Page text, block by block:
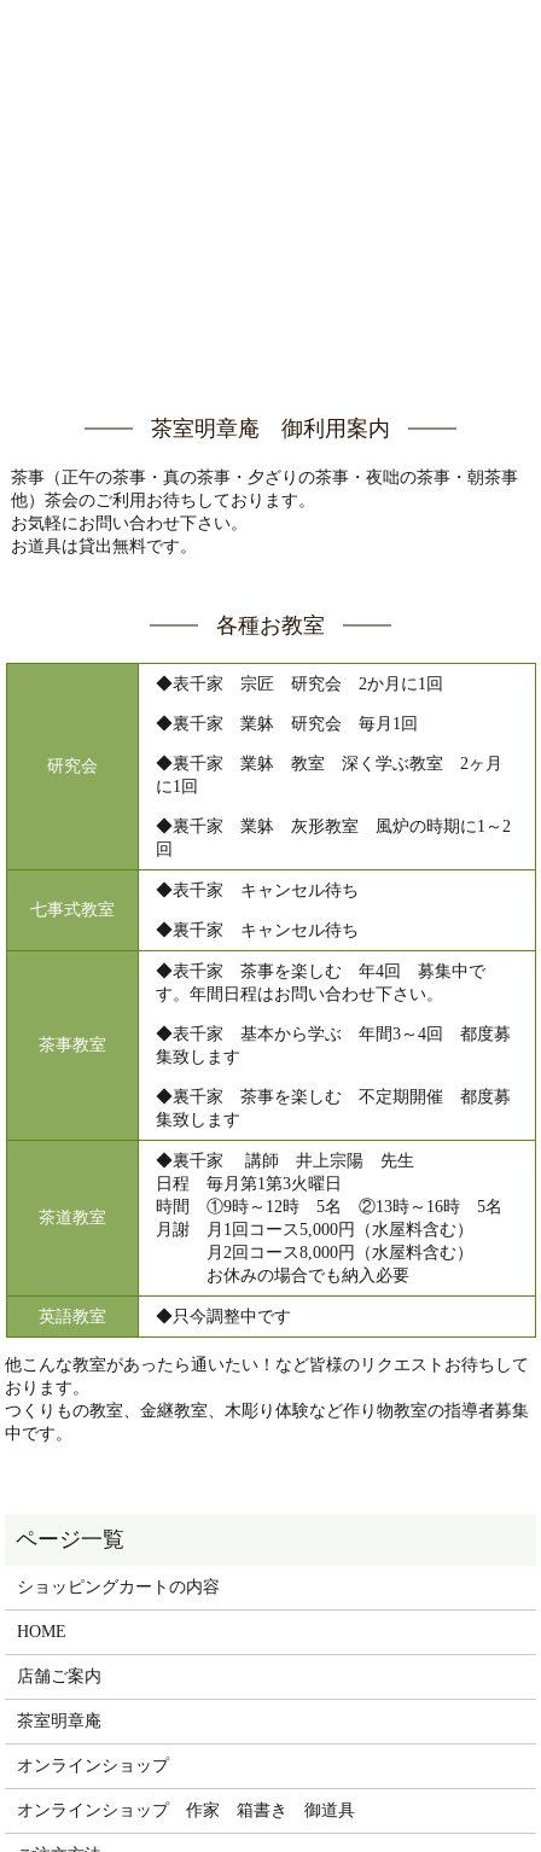
茶室明章庵 御利用案内
茶事（正午の茶事・真の茶事・夕ざりの茶事・夜咄の茶事・朝茶事
他）茶会のご利用お待ちしております。
お気軽にお問い合わせ下さい。
お道具は貸出無料です。
各種お教室
研究会
◆表千家 宗匠 研究会 2か月に1回
◆裏千家 業躰 研究会 毎月1回
◆裏千家 業躰 教室 深く学ぶ教室 2ヶ月
に1回
◆裏千家 業躰 灰形教室 風炉の時期に1～2
回
七事式教室
◆表千家 キャンセル待ち
◆裏千家 キャンセル待ち
茶事教室
◆表千家 茶事を楽しむ 年4回 募集中で
す。年間日程はお問い合わせ下さい。
◆表千家 基本から学ぶ 年間3～4回 都度募
集致します
◆裏千家 茶事を楽しむ 不定期開催 都度募
集致します
茶道教室
◆裏千家 講師 井上宗陽 先生
日程 毎月第1第3火曜日
時間 ①9時～12時 5名 ②13時～16時 5名
月謝 月1回コース5,000円（水屋料含む）
月2回コース8,000円（水屋料含む）
お休みの場合でも納入必要
英語教室 ◆只今調整中です
他こんな教室があったら通いたい！など皆様のリクエストお待ちして
おります。
つくりもの教室、金継教室、木彫り体験など作り物教室の指導者募集
中です。
ショッピングカートの内容
HOME
店舗ご案内
茶室明章庵
オンラインショップ
オンラインショップ 作家 箱書き 御道具